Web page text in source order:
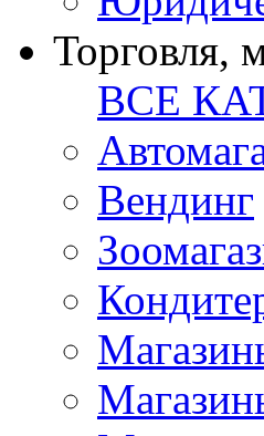
Торговля,
ВСЕ
Вендинг